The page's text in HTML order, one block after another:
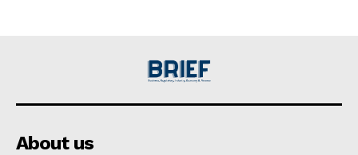
About us